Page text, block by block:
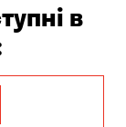
в